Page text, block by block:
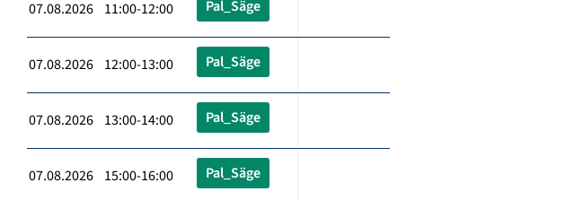
07.08.2026 11:00-12:00 Pal_Säge
07.08.2026 12:00-13:00 Pal_Säge
07.08.2026 13:00-14:00 Pal_Säge
07.08.2026 15:00-16:00 Pal_Säge